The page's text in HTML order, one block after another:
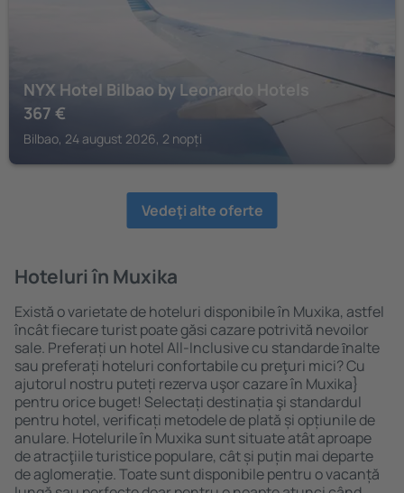
NYX Hotel Bilbao by Leonardo Hotels
367 €
Bilbao, 24 august 2026, 2 nopți
Vedeţi alte oferte
Hoteluri în Muxika
Există o varietate de hoteluri disponibile în Muxika, astfel
încât fiecare turist poate găsi cazare potrivită nevoilor
sale. Preferați un hotel All-Inclusive cu standarde ȋnalte
sau preferați hoteluri confortabile cu preţuri mici? Cu
ajutorul nostru puteți rezerva uşor cazare în Muxika}
pentru orice buget! Selectați destinația şi standardul
pentru hotel, verificați metodele de plată și opțiunile de
anulare. Hotelurile în Muxika sunt situate atât aproape
de atracţiile turistice populare, cât și puțin mai departe
de aglomerație. Toate sunt disponibile pentru o vacanță